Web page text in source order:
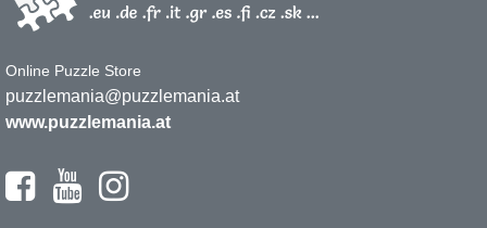
Online Puzzle Store
puzzlemania@puzzlemania.at
www.puzzlemania.at